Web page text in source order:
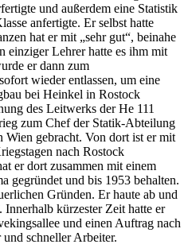
und außerdem eine Statistik
anfertigte. Er selbst hatte
hat er mit
sehr gut , beinahe
einziger Lehrer hatte es ihm mit
er dann zum
wieder entlassen, um eine
bei Heinkel in Rostock
des Leitwerks der He 111
zum Chef der Statik-Abteilung
gebracht. Von dort ist er mit
nach Rostock
er dort zusammen mit einem
gegründet und bis 1953 behalten.
Gründen. Er haute ab und
kürzester Zeit hatte er
und einen Auftrag nach
schneller Arbeiter.